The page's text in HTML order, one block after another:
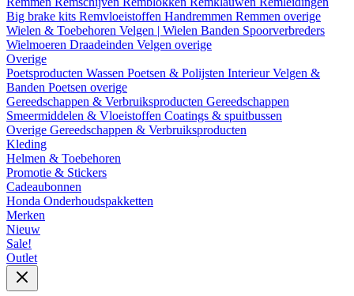
Big brake kits Remvloeistoffen Handremmen Remmen overige
Wielen & Toebehoren Velgen | Wielen Banden Spoorverbreders
Wielmoeren Draadeinden Velgen overige
Overige
Poetsproducten Wassen Poetsen & Polijsten InterieurVelgen &
Banden Poetsen overige
Gereedschappen & Verbruiksproducten Gereedschappen
Smeermiddelen & Vloeistoffen Coatings & spuitbussen
Overige Gereedschappen & Verbruiksproducten
Kleding
Helmen & Toebehoren
Promotie & Stickers
Cadeaubonnen
Honda Onderhoudspakketten
Merken
Nieuw
Sale!
Outlet